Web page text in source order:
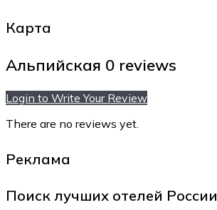
Карта
Альпийская 0 reviews
Login to Write Your Review
There are no reviews yet.
Реклама
Поиск лучших отелей России